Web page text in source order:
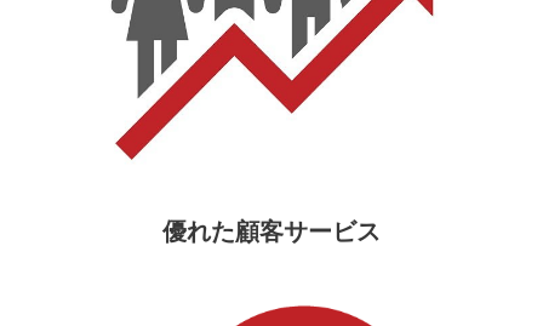
優れた顧客サービス